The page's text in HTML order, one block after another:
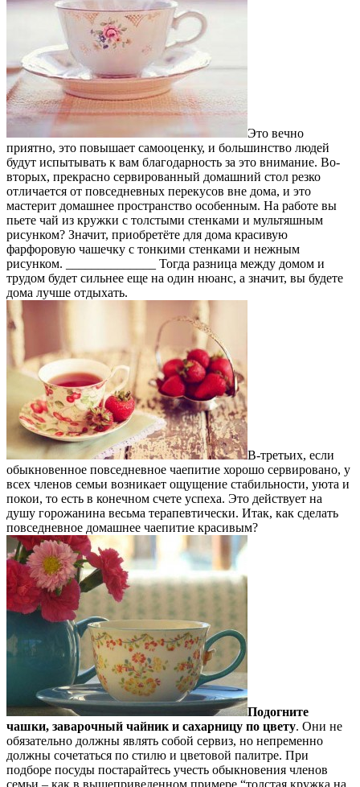
Это вечно
приятно, это повышает самооценку, и большинство людей
будут испытывать к вам благодарность за это внимание. Во-
вторых, прекрасно сервированный домашний стол резко
отличается от повседневных перекусов вне дома, и это
мастерит домашнее пространство особенным. На работе вы
пьете чай из кружки с толстыми стенками и мультяшным
рисунком? Значит, приобретёте для дома красивую
фарфоровую чашечку с тонкими стенками и нежным
рисунком.
______________ Тогда разница между домом и
трудом будет сильнее еще на один нюанс, а значит, вы будете
дома лучше отдыхать.
В-третьих, если
обыкновенное повседневное чаепитие хорошо сервировано, у
всех членов семьи возникает ощущение стабильности, уюта и
покои, то есть в конечном счете успеха. Это действует на
душу горожанина весьма терапевтически. Итак, как сделать
повседневное домашнее чаепитие красивым?
Подогните
чашки, заварочный чайник и сахарницу по цвету. Они не
обязательно должны являть собой сервиз, но непременно
должны сочетаться по стилю и цветовой палитре. При
подборе посуды постарайтесь учесть обыкновения членов
семьи – как в вышеприведенном примере “толстая кружка на